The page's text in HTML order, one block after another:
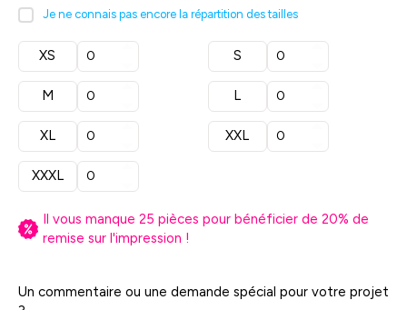
Je ne connais pas encore la répartition des tailles
XS S
M L
XL XXL
XXXL
Il vous manque 25 pièces pour bénéficier de 20% de
remise sur l'impression !
Un commentaire ou une demande spécial pour votre projet